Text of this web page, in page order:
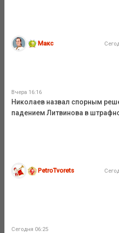
Макс
Вчера 16:16
Николаев назвал спорным
падением Литвинова в
PetroTvorets
Сегодня 06:25